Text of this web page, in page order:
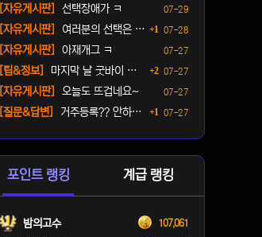
등록일
07-29
[자유게시판]
선택장애가 ㅋ
등록일
07-28
[자유게시판] 여러분의 선택은 ? ㅋ 1댓글
등록일
07-27
[자유게시판]
아재개그 ㅋ
등록일
07-27
[팁&정보] 마지막 날 굿바이 패키지(짐… 2댓글
등록일
07-27
[자유게시판]
오늘도 뜨겁네요~
등록일
07-27
[질문&답변] 거주등록?? 안하면 단속오나… 1댓글
포인트 랭킹 계급 랭킹
밤의고수 107,061